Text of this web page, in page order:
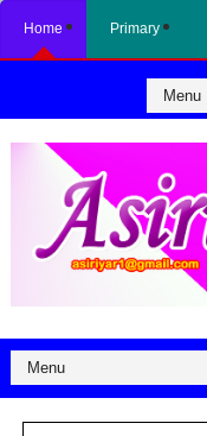
Home Primary